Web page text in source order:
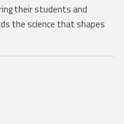
their students and
the science that shapes